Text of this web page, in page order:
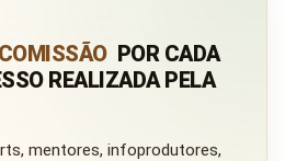
POR CADA
REALIZADA PELA
mentores, infoprodutores,